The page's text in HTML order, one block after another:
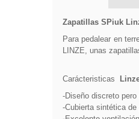
Zapatillas SPiuk
Para pedalear en
LINZE, unas
Carácteristicas
-Diseño discreto pero
-Cubierta sintética de